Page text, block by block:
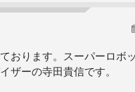
おります。スーパーロボ
ザーの寺田貴信です。